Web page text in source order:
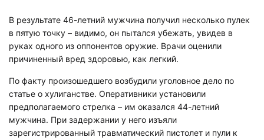
В результате 46-летний мужчина получил несколько пулек
в пятую точку – видимо, он пытался убежать, увидев в
руках одного из оппонентов оружие. Врачи оценили
причиненный вред здоровью, как легкий.
По факту произошедшего возбудили уголовное дело по
статье о хулиганстве. Оперативники установили
предполагаемого стрелка – им оказался 44-летний
мужчина. При задержании у него изъяли
зарегистрированный травматический пистолет и пули к